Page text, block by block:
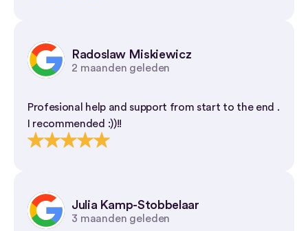
Radoslaw Miskiewicz
2 maanden geleden
Profesional help and support from start to the end .
I recommended :))!!
Julia Kamp-Stobbelaar
3 maanden geleden